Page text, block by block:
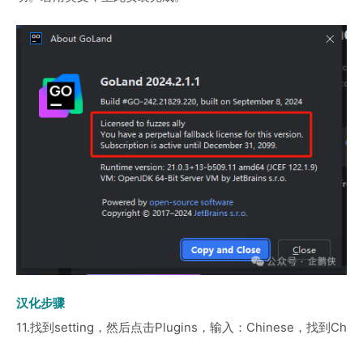
汉化步骤
11.找到setting，然后点击Plugins，输入：Chinese，找到Ch